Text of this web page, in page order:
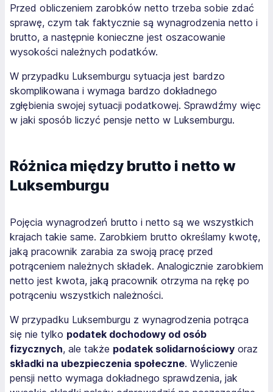
Przed obliczeniem zarobków netto trzeba sobie zdać
sprawę, czym tak faktycznie są wynagrodzenia netto i
brutto, a następnie konieczne jest oszacowanie
wysokości należnych podatków.
W przypadku Luksemburgu sytuacja jest bardzo
skomplikowana i wymaga bardzo dokładnego
zgłębienia swojej sytuacji podatkowej. Sprawdźmy więc
w jaki sposób liczyć pensje netto w Luksemburgu.
Różnica między brutto i netto w
Luksemburgu
Pojęcia wynagrodzeń brutto i netto są we wszystkich
krajach takie same. Zarobkiem brutto określamy kwotę,
jaką pracownik zarabia za swoją pracę przed
potrąceniem należnych składek. Analogicznie zarobkiem
netto jest kwota, jaką pracownik otrzyma na rękę po
potrąceniu wszystkich należności.
W przypadku Luksemburgu z wynagrodzenia potrąca
się nie tylko podatek dochodowy od osób
fizycznych, ale także podatek solidarnościowy oraz
składki na ubezpieczenia społeczne. Wyliczenie
pensji netto wymaga dokładnego sprawdzenia, jak